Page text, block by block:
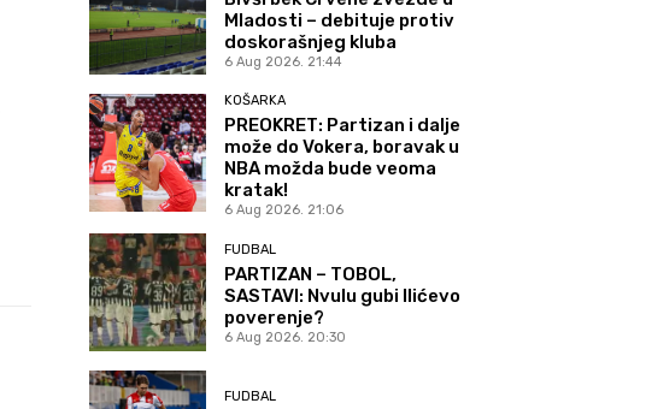
Mladosti – debituje protiv
doskorašnjeg kluba
6 Aug 2026. 21:44
KOŠARKA
PREOKRET: Partizan i dalje
može do Vokera, boravak u
NBA možda bude veoma
kratak!
6 Aug 2026. 21:06
FUDBAL
PARTIZAN – TOBOL,
SASTAVI: Nvulu gubi Ilićevo
poverenje?
6 Aug 2026. 20:30
FUDBAL